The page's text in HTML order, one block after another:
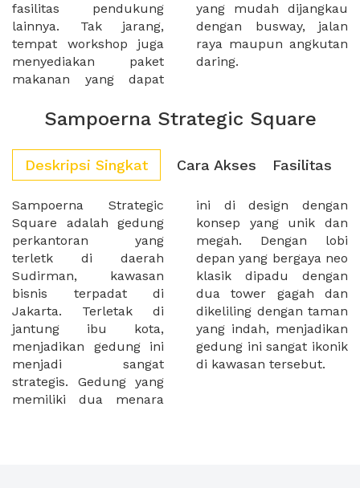
fasilitas pendukung
lainnya. Tak jarang,
tempat workshop juga
menyediakan paket
makanan yang dapat
yang mudah dijangkau
dengan busway, jalan
raya maupun angkutan
daring.
Sampoerna Strategic Square
Deskripsi Singkat Cara Akses Fasilitas
Sampoerna Strategic
Square adalah gedung
perkantoran yang
terletk di daerah
Sudirman, kawasan
bisnis terpadat di
Jakarta. Terletak di
jantung ibu kota,
menjadikan gedung ini
menjadi sangat
strategis. Gedung yang
memiliki dua menara
ini di design dengan
konsep yang unik dan
megah. Dengan lobi
depan yang bergaya neo
klasik dipadu dengan
dua tower gagah dan
dikeliling dengan taman
yang indah, menjadikan
gedung ini sangat ikonik
di kawasan tersebut.